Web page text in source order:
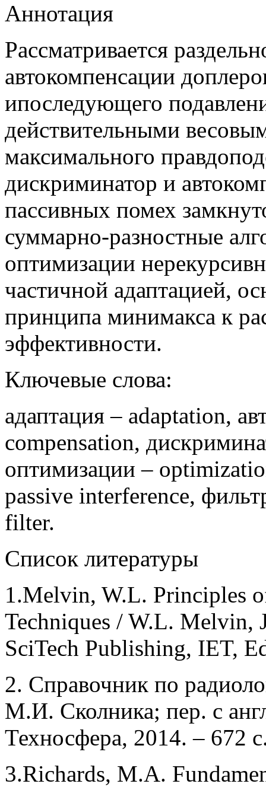
Аннотация
Рассматривается
автокомпенсации
ипоследующего
действительными
максимального
дискриминатор и
пассивных помех
суммарно-разностные
оптимизации
частичной адаптацией,
принципа минимакса к
эффективности.
Ключевые слова:
адаптация – adaptation,
compensation,
оптимизации –
passive interference,
filter.
Список литературы
1.Melvin, W.L. Principles
Techniques / W.L. Melvin,
SciTech Publishing, IET,
2. Справочник по
М.И. Сколника; пер. с
Техносфера, 2014. – 672
3.Richards, M.A.